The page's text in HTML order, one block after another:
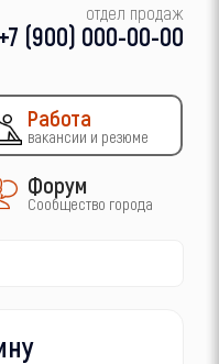
отдел продаж
+7 (900) 000-00-00
Работа
вакансии и резюме
Форум
Сообщество города